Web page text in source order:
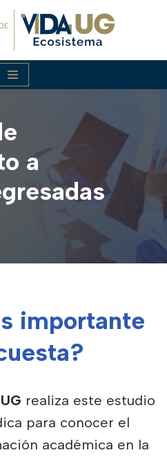
a
importante
realiza este estudio
para conocer el
académica en la